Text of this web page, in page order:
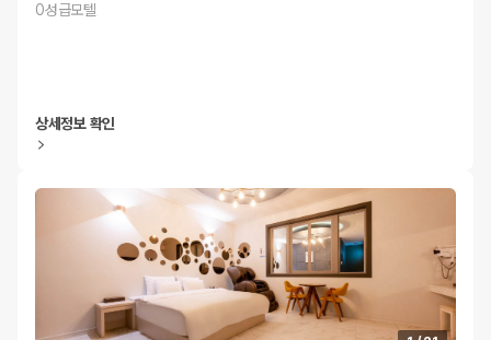
0성급모텔
상세정보 확인